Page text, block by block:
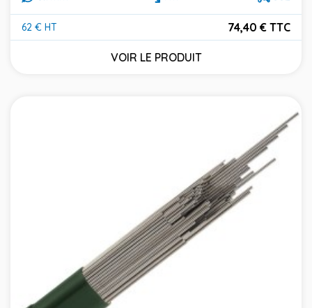
62 € HT
Prix
74,40 € TTC
VOIR LE PRODUIT